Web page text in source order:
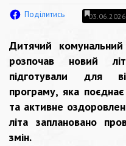
Поділитись 03.06.2026
Дитячий
розпочав новий
підготували для
програму, яка
та активне
літа заплановано
змін.